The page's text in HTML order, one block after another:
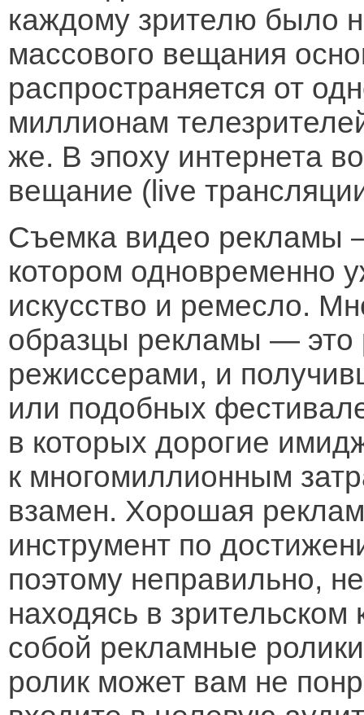
каждому зрителю было
массового вещания
распространяется от
миллионам
же. В эпоху интернета
вещание (live
Съемка видео рекламы
котором одновременно
искусство и ремесло.
образцы рекламы — это
режиссерами, и
или подобных
в которых дорогие
к многомиллионным
взамен. Хорошая
инструмент по
поэтому неправильно,
находясь в
собой рекламные
ролик может вам не